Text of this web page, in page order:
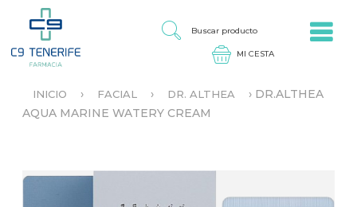
B
R
P
U
E
U
INICIO › FACIAL › DR. ALTHEA › DR.ALTHEA
AQUA MARINE WATERY CREAM